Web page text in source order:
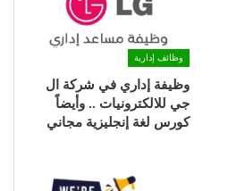
وظائف إدارية
وظيفة إداري في شركة ال
جي للالكترونيات .. وأيضاً
كورس لغة إنجليزية مجاني